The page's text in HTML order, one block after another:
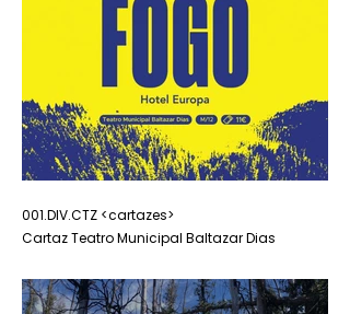
001.DIV.CTZ <cartazes>
Cartaz Teatro Municipal Baltazar Dias